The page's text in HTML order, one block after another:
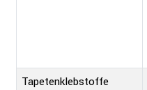
Tapetenklebstoffe